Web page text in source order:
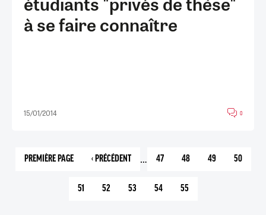
à se faire connaître
15/01/2014 0
PREMIÈRE PAGE
1
PAGE
‹ PRÉCÉDENT … PAGE
47 PAGE
48 PAGE
49 PAGE
50
PAGE
51 PAGE
52 PAGE
53 PAGE
54
PAGE
55